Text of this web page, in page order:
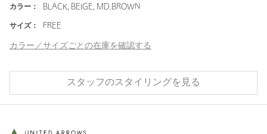
カラー： BLACK, BEIGE, MD.BROWN
サイズ： FREE
カラー／サイズごとの在庫を確認する
スタッフのスタイリングを見る